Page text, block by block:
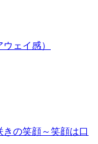
ェイ感）
の笑顔～笑顔は口